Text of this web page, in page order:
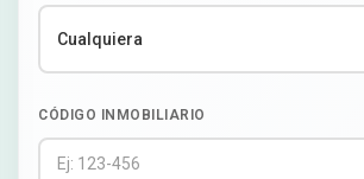
CÓDIGO INMOBILIARIO